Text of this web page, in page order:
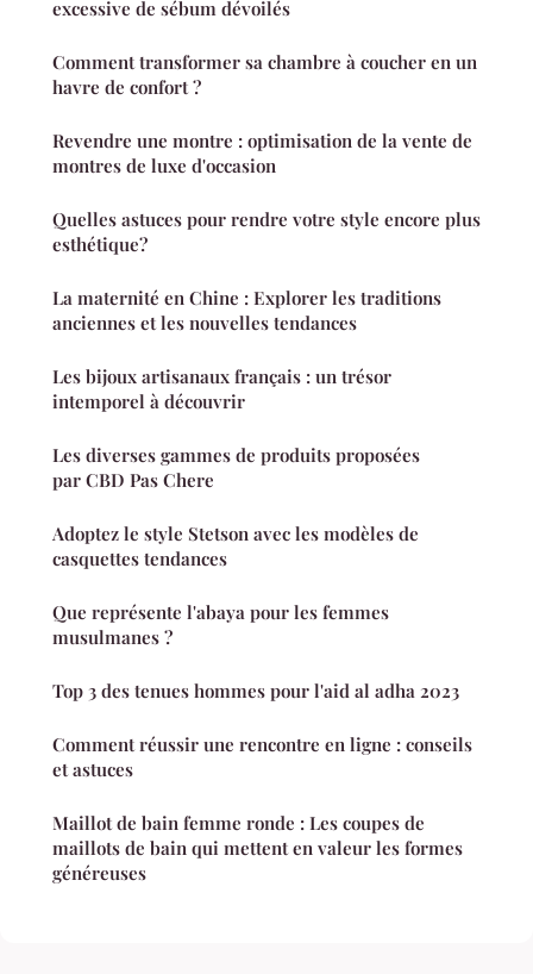
excessive de sébum dévoilés
Comment transformer sa chambre à coucher en un
havre de confort ?
Revendre une montre : optimisation de la vente de
montres de luxe d'occasion
Quelles astuces pour rendre votre style encore plus
esthétique?
La maternité en Chine : Explorer les traditions
anciennes et les nouvelles tendances
Les bijoux artisanaux français : un trésor
intemporel à découvrir
Les diverses gammes de produits proposées
par CBD Pas Chere
Adoptez le style Stetson avec les modèles de
casquettes tendances
Que représente l'abaya pour les femmes
musulmanes ?
Top 3 des tenues hommes pour l'aid al adha 2023
Comment réussir une rencontre en ligne : conseils
et astuces
Maillot de bain femme ronde : Les coupes de
maillots de bain qui mettent en valeur les formes
généreuses